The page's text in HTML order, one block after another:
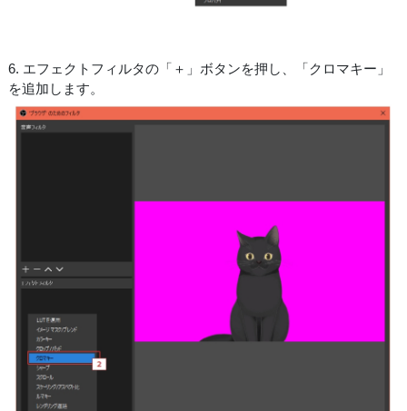
6. エフェクトフィルタの「＋」ボタンを押し、「クロマキー」
を追加します。